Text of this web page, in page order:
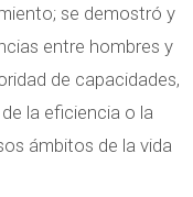
se demostró y
entre hombres y
de capacidades,
la eficiencia o la
ámbitos de la vida